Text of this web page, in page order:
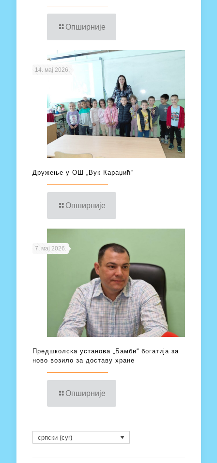
Опширније
14. мај 2026.
Дружење у ОШ „Вук Караџић“
Опширније
7. мај 2026.
Предшколска установа „Бамби“ богатија за
ново возило за доставу хране
Опширније
српски (cyr)